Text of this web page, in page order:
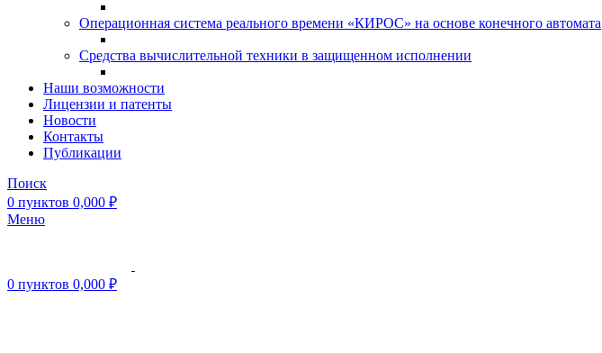
Операционная система реального времени «КИРОС» на основе конечного автомата
Средства вычислительной техники в защищенном исполнении
Наши возможности
Лицензии и патенты
Новости
Контакты
Публикации
Поиск
0 пунктов 0,000 ₽
Меню
0 пунктов 0,000 ₽